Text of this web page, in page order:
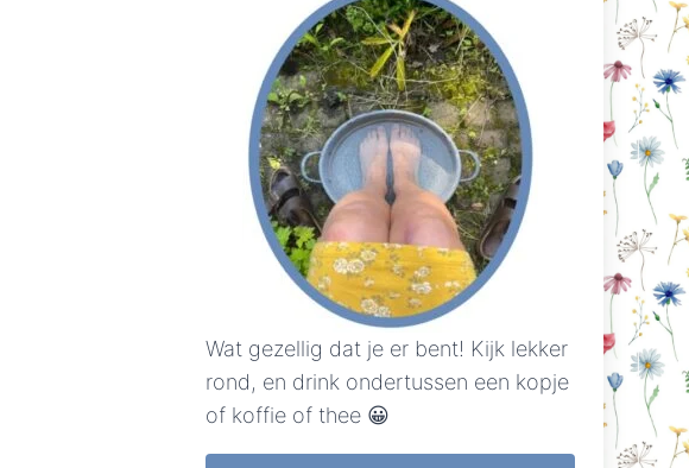
Wat gezellig dat je er bent! Kijk lekker
rond, en drink ondertussen een kopje
of koffie of thee 😀